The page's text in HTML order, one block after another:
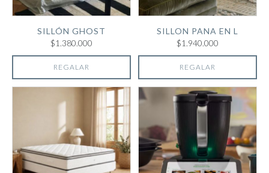
SILLÓN GHOST
$1.380.000
REGALAR
SILLON PANA EN L
$1.940.000
REGALAR